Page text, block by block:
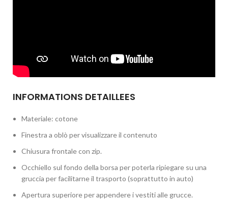
INFORMATIONS DETAILLEES
Materiale: cotone
Finestra a oblò per visualizzare il contenuto
Chiusura frontale con zip.
Occhiello sul fondo della borsa per poterla ripiegare su una
gruccia per facilitarne il trasporto (soprattutto in auto)
Apertura superiore per appendere i vestiti alle grucce.